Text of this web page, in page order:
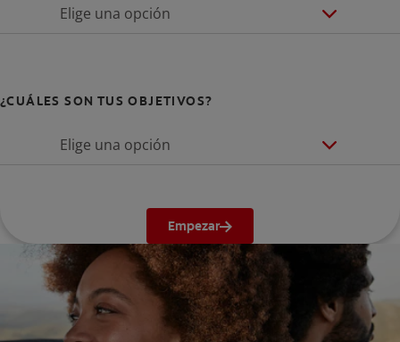
Elige una opción
¿CUÁLES SON TUS OBJETIVOS?
Elige una opción
Empezar